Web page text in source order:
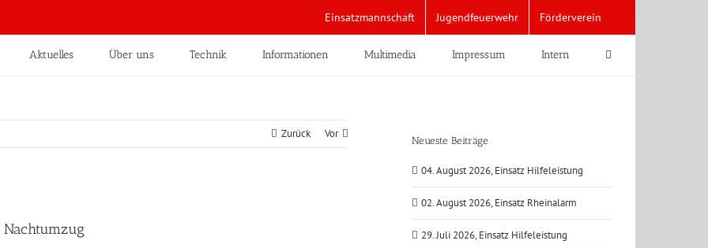
Einsatzmannschaft Jugendfeuerwehr Förderverein
Aktuelles Über uns Technik Informationen Multimedia Impressum Intern
Zurück Vor
Nachtumzug
Neueste Beiträge
04. August 2026, Einsatz Hilfeleistung
02. August 2026, Einsatz Rheinalarm
29. Juli 2026, Einsatz Hilfeleistung